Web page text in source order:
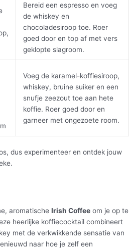
Bereid een espresso en voeg
de whiskey en
chocoladesiroop toe. Roer
goed door en top af met vers
geklopte slagroom.
Voeg de karamel-koffiesiroop,
whiskey, bruine suiker en een
snufje zeezout toe aan hete
koffie. Roer goed door en
garneer met ongezoete room.
dus experimenteer en ontdek jouw
aromatische Irish Coffee om je op te
heerlijke koffiecocktail combineert
met de verkwikkende sensatie van
naar hoe je zelf een